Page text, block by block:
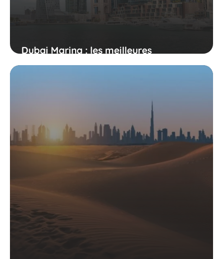
Dubai Marina : les meilleures
attractions